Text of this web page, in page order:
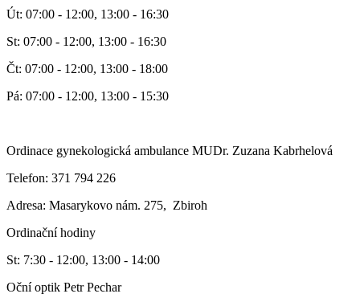
Út: 07:00 - 12:00, 13:00 - 16:30
St: 07:00 - 12:00, 13:00 - 16:30
Čt: 07:00 - 12:00, 13:00 - 18:00
Pá: 07:00 - 12:00, 13:00 - 15:30
Ordinace gynekologická ambulance MUDr. Zuzana Kabrhelová
Telefon: 371 794 226
Adresa: Masarykovo nám. 275, Zbiroh
Ordinační hodiny
St: 7:30 - 12:00, 13:00 - 14:00
Oční optik Petr Pechar